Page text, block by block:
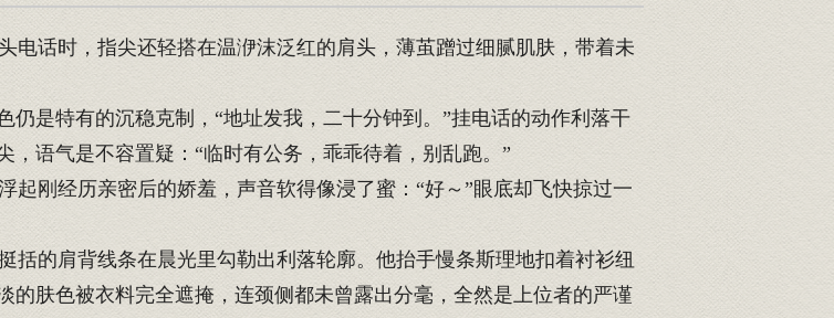
话时，指尖还轻搭在温洢沫泛红的肩头，薄茧蹭过细腻肌肤，带着未
是特有的沉稳克制，“地址发我，二十分钟到。”挂电话的动作利落干
语气是不容置疑：“临时有公务，乖乖待着，别乱跑。”
刚经历亲密后的娇羞，声音软得像浸了蜜：“好～”眼底却飞快掠过一
的肩背线条在晨光里勾勒出利落轮廓。他抬手慢条斯理地扣着衬衫纽
的肤色被衣料完全遮掩，连颈侧都未曾露出分毫，全然是上位者的严谨